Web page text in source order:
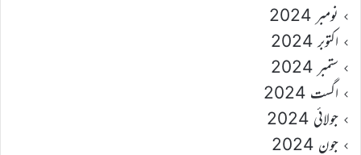
نومبر 2024
اکتوبر 2024
ستمبر 2024
اگست 2024
جولائی 2024
جون 2024